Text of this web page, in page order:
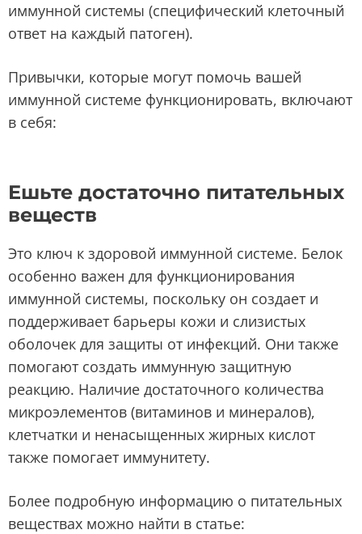
иммунной системы (специфический клеточный
ответ на каждый патоген).
Привычки, которые могут помочь вашей
иммунной системе функционировать, включают
в себя:
Ешьте достаточно питательных
веществ
Это ключ к здоровой иммунной системе. Белок
особенно важен для функционирования
иммунной системы, поскольку он создает и
поддерживает барьеры кожи и слизистых
оболочек для защиты от инфекций. Они также
помогают создать иммунную защитную
реакцию. Наличие достаточного количества
микроэлементов (витаминов и минералов),
клетчатки и ненасыщенных жирных кислот
также помогает иммунитету.
Более подробную информацию о питательных
веществах можно найти в статье: